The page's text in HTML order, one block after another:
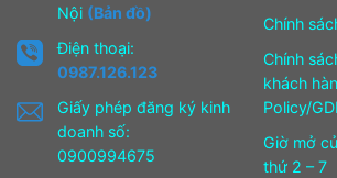
Nội (Bản đồ)
Điện thoại:
0987.126.123
Giấy phép đăng ký kinh
doanh số:
0900994675
Chính
Chính
khách
Policy/
Giờ mở
thứ 2 – 7